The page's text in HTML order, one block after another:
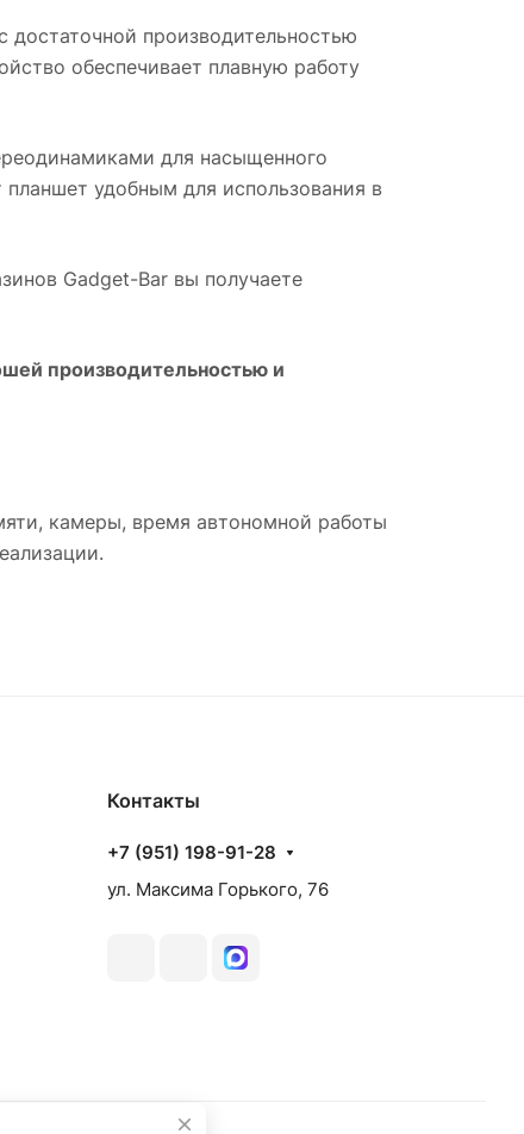
достаточной производительностью
обеспечивает плавную работу
для насыщенного
удобным для использования в
Gadget-Bar вы получаете
производительностью и
камеры, время автономной работы
Контакты
+7 (951) 198-91-28
ул. Максима Горького, 76